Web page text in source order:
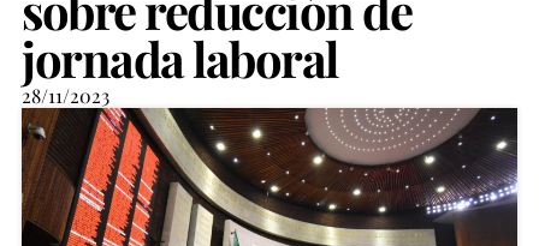
jornada laboral
28/11/2023